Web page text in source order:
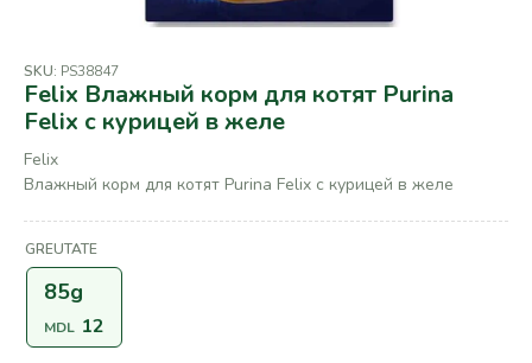
SKU: PS38847
Felix Влажный корм для котят Purina
Felix с курицей в желе
Felix
Влажный корм для котят Purina Felix с курицей в желе
GREUTATE
85g
MDL 12